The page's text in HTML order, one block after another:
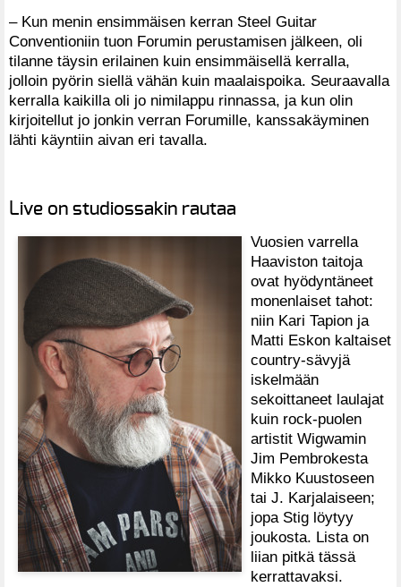
– Kun menin ensimmäisen kerran Steel Guitar
Conventioniin tuon Forumin perustamisen jälkeen, oli
tilanne täysin erilainen kuin ensimmäisellä kerralla,
jolloin pyörin siellä vähän kuin maalaispoika. Seuraavalla
kerralla kaikilla oli jo nimilappu rinnassa, ja kun olin
kirjoitellut jo jonkin verran Forumille, kanssakäyminen
lähti käyntiin aivan eri tavalla.
Live on studiossakin rautaa
Vuosien varrella
Haaviston taitoja
ovat hyödyntäneet
monenlaiset tahot:
niin Kari Tapion ja
Matti Eskon kaltaiset
country-sävyjä
iskelmään
sekoittaneet laulajat
kuin rock-puolen
artistit Wigwamin
Jim Pembrokesta
Mikko Kuustoseen
tai J. Karjalaiseen;
jopa Stig löytyy
joukosta. Lista on
liian pitkä tässä
kerrattavaksi.